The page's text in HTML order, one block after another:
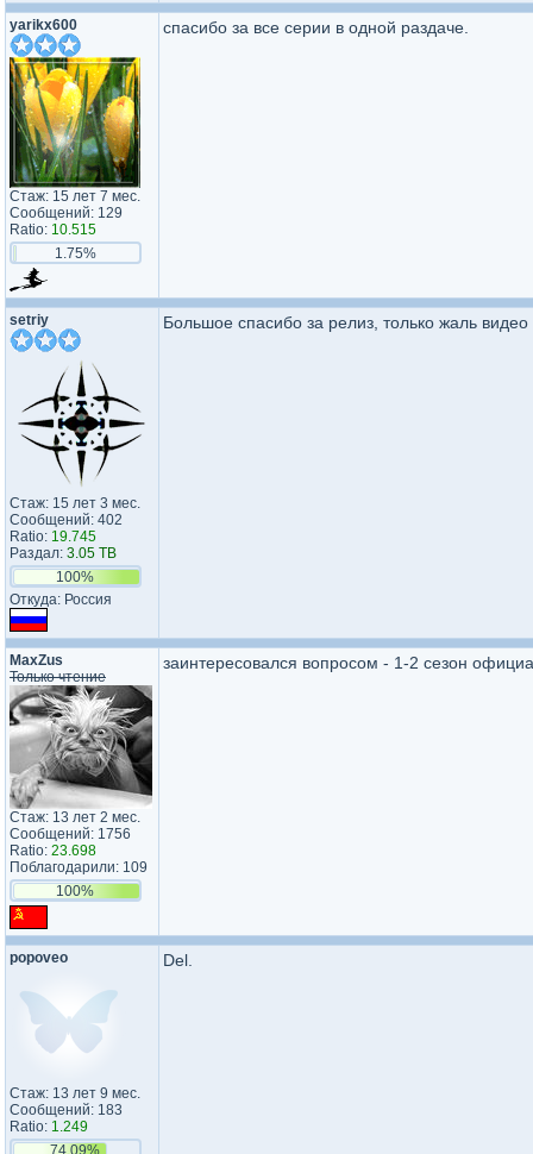
yarikx600
Стаж: 15 лет 7 мес.
Сообщений: 129
Ratio: 10.515
1.75%
спасибо за все серии в одной раздаче.
setriy
Стаж: 15 лет 3 мес.
Сообщений: 402
Ratio: 19.745
Раздал: 3.05 TB
100%
Откуда: Россия
Большое спасибо за релиз, только жаль
MaxZus
Только чтение
Стаж: 13 лет 2 мес.
Сообщений: 1756
Ratio: 23.698
Поблагодарили: 109
100%
заинтересовался вопросом - 1-2 сезон
popoveo
Стаж: 13 лет 9 мес.
Сообщений: 183
Ratio: 1.249
74.09%
Del.